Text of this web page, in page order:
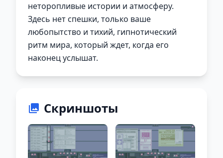
неторопливые истории и атмосферу.
Здесь нет спешки, только ваше
любопытство и тихий, гипнотический
ритм мира, который ждет, когда его
наконец услышат.
Скриншоты